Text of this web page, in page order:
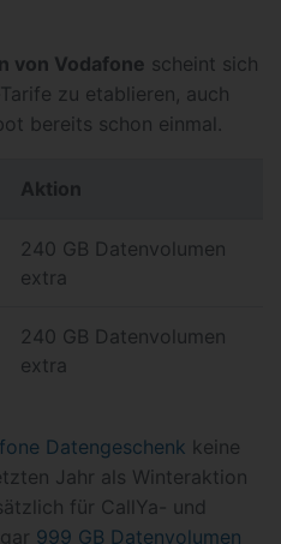
von Vodafone scheint sich
zu etablieren, auch
bereits schon einmal.
Aktion
240 GB Datenvolumen
extra
240 GB Datenvolumen
extra
Datengeschenk keine
Jahr als Winteraktion
für CallYa- und
999 GB Datenvolumen